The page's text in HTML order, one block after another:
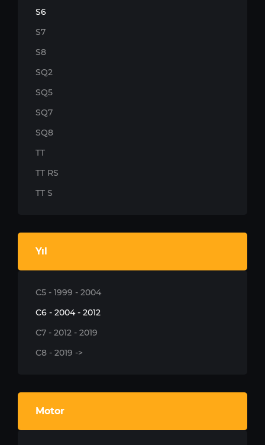
S6
S7
S8
SQ2
SQ5
SQ7
SQ8
TT
TT RS
TT S
Yıl
C5 - 1999 - 2004
C6 - 2004 - 2012
C7 - 2012 - 2019
C8 - 2019 ->
Motor